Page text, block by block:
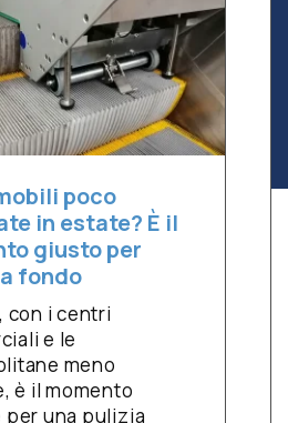
Quali macchine
pulizia
La chiusura estiva
e con essa arriva
finestra più
dell'anno per fare